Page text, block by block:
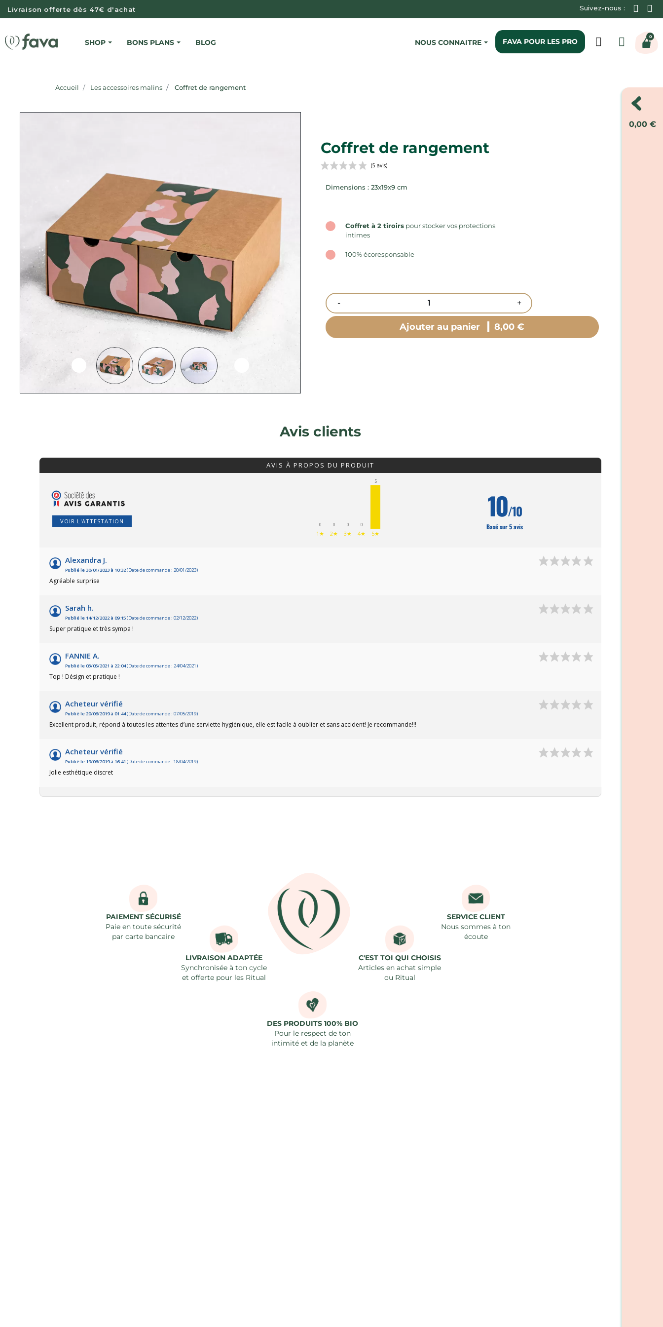
Livraison offerte dès 47€ d'achat Suivez-nous :
SHOP
TAMPONS BIO AVEC APPLICATEUR EN
BONS PLANS BLOG NOUS CONNAITRE FAVA POUR LES PRO
0
0,00 €
Accueil Les accessoires malins Coffret de rangement
Coffret de rangement
Dimensions : 23x19x9 cm
Coffret à 2 tiroirspour stocker vos protections
intimes
100% écoresponsable
- +
Ajouter au panier 8,00 €
Avis clients
AVIS À PROPOS DU PRODUIT
VOIR L'ATTESTATION 0
1★
0
2★
0
3★
0
4★
5
5★
10/10
Basé sur 5 avis
Alexandra J.
Publié le 30/01/2023 à 10:32(Date de commande : 20/01/2023)
Agréable surprise
Sarah h.
Publié le 14/12/2022 à 09:15(Date de commande : 02/12/2022)
Super pratique et très sympa !
FANNIE A.
Publié le 03/05/2021 à 22:04(Date de commande : 24/04/2021)
Top ! Désign et pratique !
Acheteur vérifié
Publié le 20/06/2019 à 01:44(Date de commande : 07/05/2019)
Excellent produit, répond à toutes les attentes d’une serviette hygiénique, elle est facile à oublier et sans accident! Je recommande!!!
Acheteur vérifié
Publié le 19/06/2019 à 16:41 (Date de commande : 18/04/2019)
Jolie esthétique discret
PAIEMENT SÉCURISÉ
Paie en toute sécurité
par carte bancaire
LIVRAISON ADAPTÉE
Synchronisée à ton cycle
et offerte pour les Ritual
DES PRODUITS 100% BIO
Pour le respect de ton
intimité et de la planète
C'EST TOI QUI CHOISIS
Articles en achat simple
ou Ritual
SERVICE CLIENT
Nous sommes à ton
écoute